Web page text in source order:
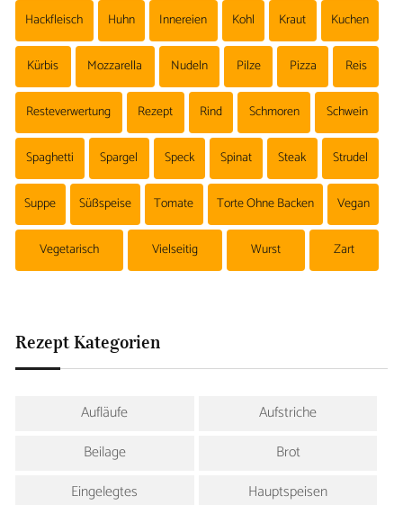
Hackfleisch Huhn Innereien Kohl Kraut Kuchen
Kürbis Mozzarella Nudeln Pilze Pizza Reis
Resteverwertung Rezept Rind Schmoren Schwein
Spaghetti Spargel Speck Spinat Steak Strudel
Suppe Süßspeise Tomate Torte Ohne Backen Vegan
Vegetarisch Vielseitig Wurst Zart
Rezept Kategorien
Aufläufe
Aufstriche
Beilage
Brot
Eingelegtes
Hauptspeisen